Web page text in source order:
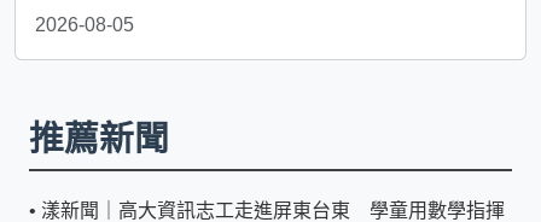
2026-08-05
推薦新聞
• 漾新聞｜高大資訊志工走進屏東台東 學童用數學指揮